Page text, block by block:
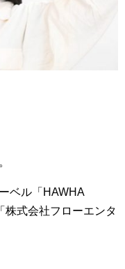
ベル「HAWHA
株式会社フローエンタ